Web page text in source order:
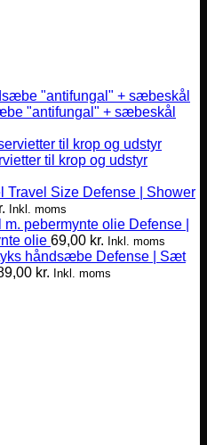
"antifungal" + sæbeskål
til krop og udstyr
Defense | Shower
Inkl. moms
Defense |
olie 69,00 kr. Inkl. moms
Defense | Sæt
kr. Inkl. moms